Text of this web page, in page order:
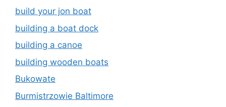
build your jon boat
building a boat dock
building a canoe
building wooden boats
Bukowate
Burmistrzowie Baltimore